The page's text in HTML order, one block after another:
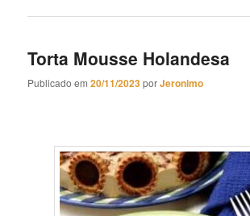
Torta Mousse Holandesa
Publicado em20/11/2023porJeronimo